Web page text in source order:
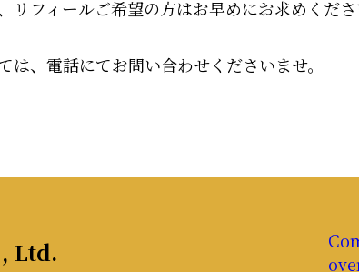
リフィールご希望の方はお早めにお求めくださ
は、電話にてお問い合わせくださいませ。
Ltd.